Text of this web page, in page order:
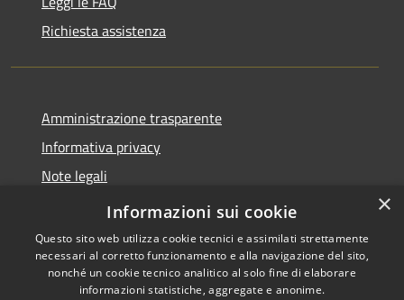
Richiesta assistenza
Amministrazione trasparente
Informativa privacy
Note legali
Dichiarazione di accessibilità
Copyright © 2026 • Comune di
×
Informazioni sui cookie
Questo sito web utilizza cookie tecnici e assimilati strettamente
necessari al corretto funzionamento e alla navigazione del sito,
nonché un cookie tecnico analitico al solo fine di elaborare
informazioni statistiche, aggregate e anonime.